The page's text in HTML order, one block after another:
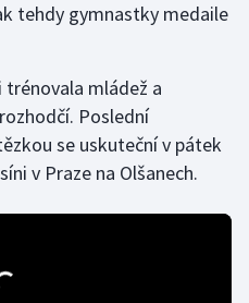
tehdy gymnastky medaile
mládež a
Poslední
se uskuteční v pátek
v Praze na Olšanech.